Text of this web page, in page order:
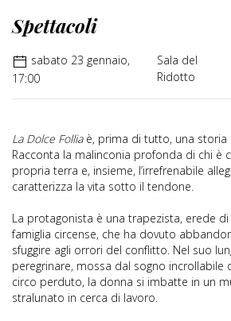
Spettacoli
sabato 23 gennaio,
17:00
Sala del
Ridotto
La Dolce Folliaè, prima di tutto, una storia
Racconta la malinconia profonda di chi è
propria terra e, insieme, l’irrefrenabile
caratterizza la vita sotto il tendone.
La protagonista è una trapezista, erede
famiglia circense, che ha dovuto
sfuggire agli orrori del conflitto. Nel suo
peregrinare, mossa dal sogno incrollabile
circo perduto, la donna si imbatte in un
stralunato in cerca di lavoro.